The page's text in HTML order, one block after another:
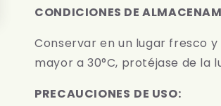
CONDICIONES DE
Conservar en un lugar fresco y
mayor a 30°C, protéjase de la
PRECAUCIONES DE USO: